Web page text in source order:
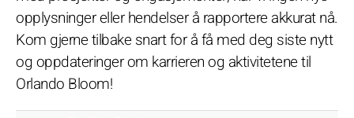
opplysninger eller hendelser å rapportere akkurat nå.
Kom gjerne tilbake snart for å få med deg siste nytt
og oppdateringer om karrieren og aktivitetene til
Orlando Bloom!